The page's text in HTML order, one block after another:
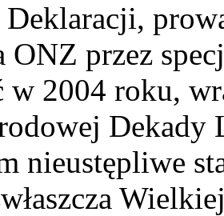
ONZ przez
w 2004 roku,
Dekady
nieustępliwe